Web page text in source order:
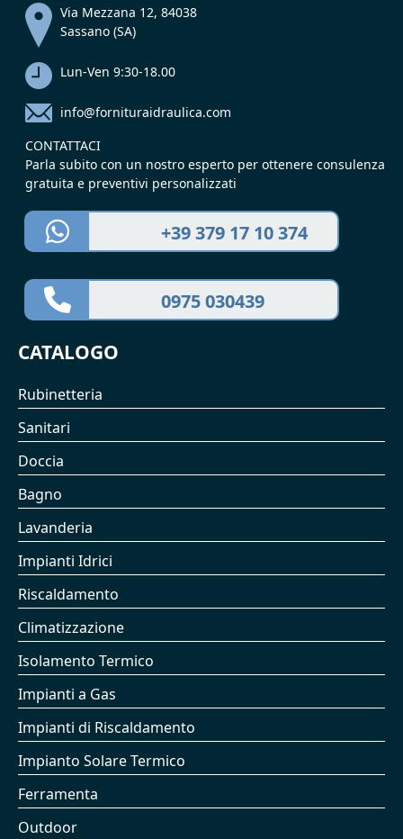
Via Mezzana 12, 84038
Sassano (SA)
Lun-Ven 9:30-18.00
info@fornituraidraulica.com
CONTATTACI
Parla subito con un nostro esperto per ottenere consulenza
gratuita e preventivi personalizzati
+39 379 17 10 374
0975 030439
CATALOGO
Rubinetteria
Sanitari
Doccia
Bagno
Lavanderia
Impianti Idrici
Riscaldamento
Climatizzazione
Isolamento Termico
Impianti a Gas
Impianti di Riscaldamento
Impianto Solare Termico
Ferramenta
Outdoor